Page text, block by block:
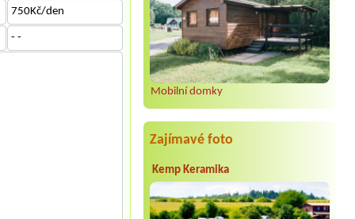
Mobilní domky
Zajímavé foto
Kemp Keramika
750Kč/den
- -